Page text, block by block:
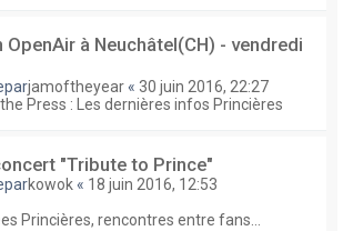
OpenAir à Neuchâtel(CH) - vendredi
jamoftheyear « 30 juin 2016, 22:27
Press : Les dernières infos Princières
"Tribute to Prince"
kowok « 18 juin 2016, 12:53
Princières, rencontres entre fans...